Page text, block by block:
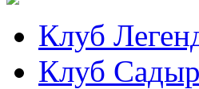
Клуб
Клуб